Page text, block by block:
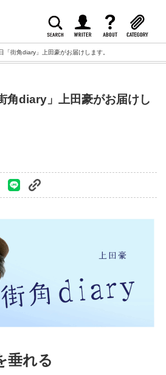
「街角diary」上田豪がお届けします。
角diary」上田豪がお届けし
垂れる